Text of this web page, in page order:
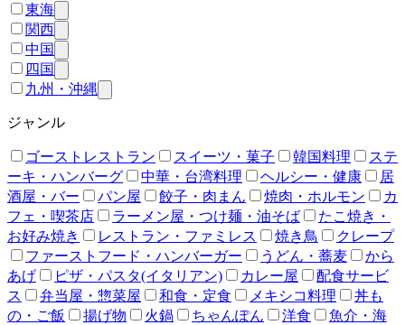
東海
関西
中国
四国
九州・沖縄
ジャンル
ゴーストレストラン スイーツ・菓子 韓国料理
ステ
ーキ・ハンバーグ
中華・台湾料理 ヘルシー・健康
居
酒屋・バー
パン屋 餃子・肉まん 焼肉・ホルモン
カ
フェ・喫茶店
ラーメン屋・つけ麺・油そば
たこ焼き・
お好み焼き
レストラン・ファミレス 焼き鳥
クレープ
ファーストフード・ハンバーガー
うどん・蕎麦
から
あげ
ピザ・パスタ(イタリアン) カレー屋
配食サービ
ス
弁当屋・惣菜屋 和食・定食 メキシコ料理
丼も
の・ご飯
揚げ物 火鍋 ちゃんぽん 洋食
魚介・海